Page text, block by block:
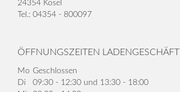
24354 Kosel
Tel.: 04354 - 800097
ÖFFNUNGSZEITEN LADENGESCHÄFT
Mo Geschlossen
Di
09:30 - 12:30 und 13:30 - 18:00